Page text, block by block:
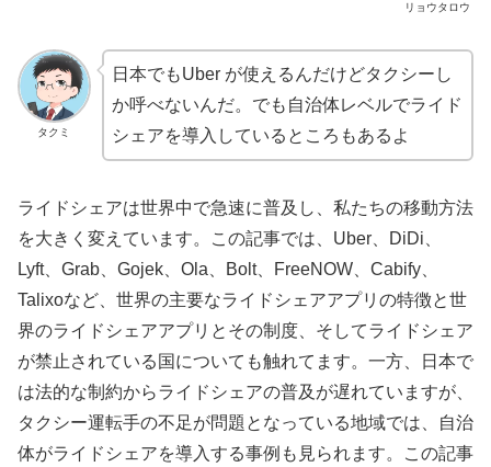
リョウタロウ
タクミ
日本でもUber が使えるんだけどタクシーし
か呼べないんだ。でも自治体レベルでライド
シェアを導入しているところもあるよ
ライドシェアは世界中で急速に普及し、私たちの移動方法
を大きく変えています。この記事では、Uber、DiDi、
Lyft、Grab、Gojek、Ola、Bolt、FreeNOW、Cabify、
Talixoなど、世界の主要なライドシェアアプリの特徴と世
界のライドシェアアプリとその制度、そしてライドシェア
が禁止されている国についても触れてます。一方、日本で
は法的な制約からライドシェアの普及が遅れていますが、
タクシー運転手の不足が問題となっている地域では、自治
体がライドシェアを導入する事例も見られます。この記事